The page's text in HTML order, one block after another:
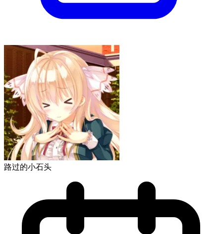
路过的小石头